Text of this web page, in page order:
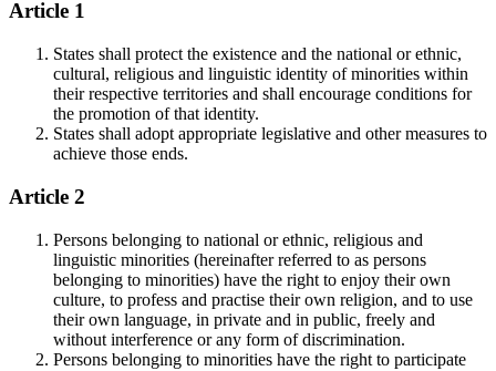
Article 1
States shall protect the existence and the national or ethnic,
cultural, religious and linguistic identity of minorities within
their respective territories and shall encourage conditions for
the promotion of that identity.
States shall adopt appropriate legislative and other measures to
achieve those ends.
Article 2
Persons belonging to national or ethnic, religious and
linguistic minorities (hereinafter referred to as persons
belonging to minorities) have the right to enjoy their own
culture, to profess and practise their own religion, and to use
their own language, in private and in public, freely and
without interference or any form of discrimination.
Persons belonging to minorities have the right to participate